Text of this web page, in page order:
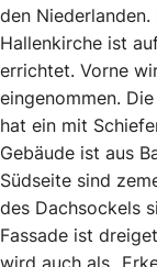
den
Hallenkirche ist
errichtet. Vorne
eingenommen.
hat ein mit
Gebäude ist aus
Südseite sind
des Dachsockels
Fassade ist
wird auch als